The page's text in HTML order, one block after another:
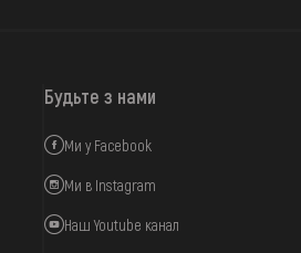
Будьте з нами
Ми у Facebook
Ми в Instagram
Наш Youtube канал